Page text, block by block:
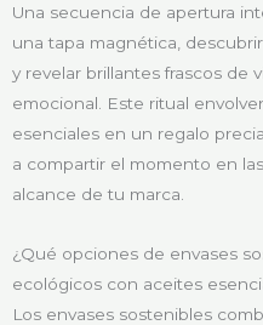
Una secuencia de apertura
una tapa magnética,
y revelar brillantes frascos de
emocional. Este ritual
esenciales en un regalo
a compartir el momento en
alcance de tu marca.
¿Qué opciones de envases
ecológicos con aceites
Los envases sostenibles